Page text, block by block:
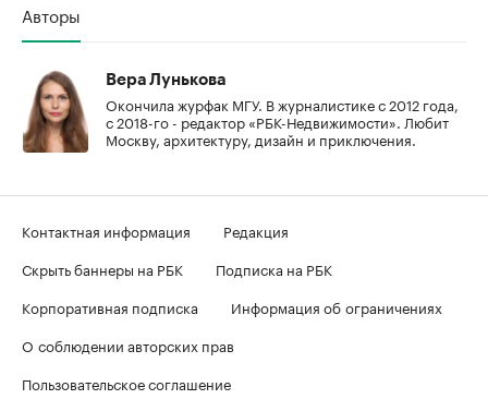
Авторы
Вера Лунькова
Окончила журфак МГУ. В журналистике с 2012 года,
с 2018-го - редактор «РБК-Недвижимости». Любит
Москву, архитектуру, дизайн и приключения.
Контактная информация
Редакция
Скрыть баннеры на РБК
Подписка на РБК
Корпоративная подписка
Информация об ограничениях
О соблюдении авторских прав
Пользовательское соглашение